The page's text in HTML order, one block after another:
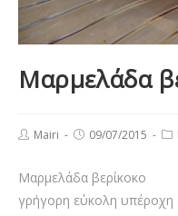
Μαρμελάδα
PostMairi
Post09/07/2015
Μαρμελάδα βερίκοκο
γρήγορη εύκολη υπέροχη